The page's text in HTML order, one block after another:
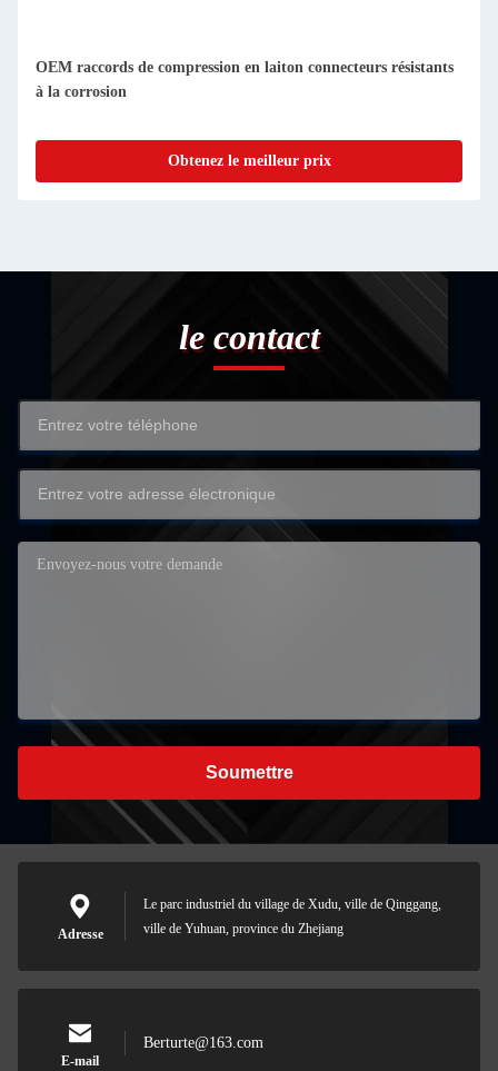
OEM raccords de compression en laiton connecteurs résistants
à la corrosion
Obtenez le meilleur prix
le contact
Soumettre
Adresse
Le parc industriel du village de Xudu, ville de Qinggang,
ville de Yuhuan, province du Zhejiang
E-mail
Berturte@163.com